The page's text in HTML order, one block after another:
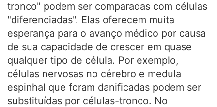
tronco" podem ser comparadas com células
"diferenciadas". Elas oferecem muita
esperança para o avanço médico por causa
de sua capacidade de crescer em quase
qualquer tipo de célula. Por exemplo,
células nervosas no cérebro e medula
espinhal que foram danificadas podem ser
substituídas por células-tronco. No